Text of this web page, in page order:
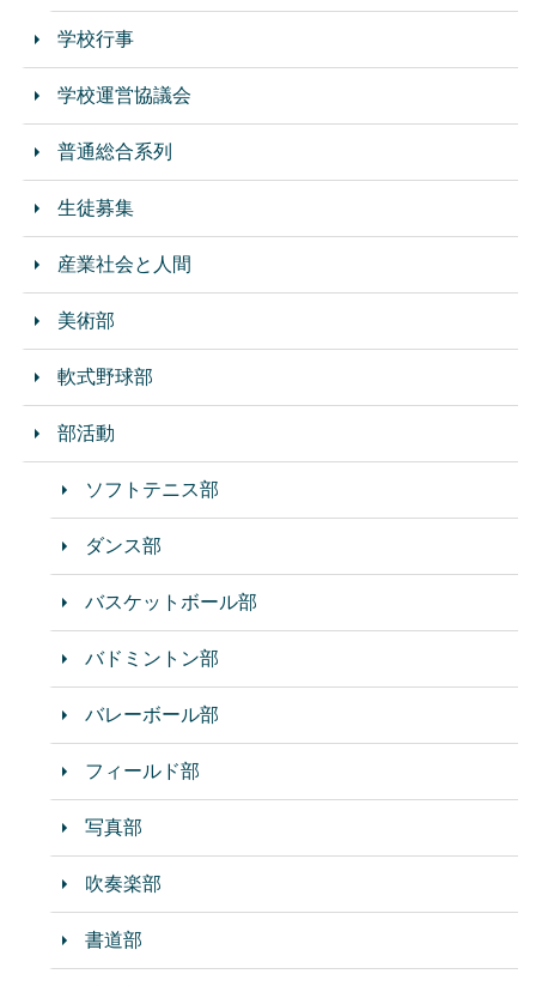
学校行事
学校運営協議会
普通総合系列
生徒募集
産業社会と人間
美術部
軟式野球部
部活動
ソフトテニス部
ダンス部
バスケットボール部
バドミントン部
バレーボール部
フィールド部
写真部
吹奏楽部
書道部